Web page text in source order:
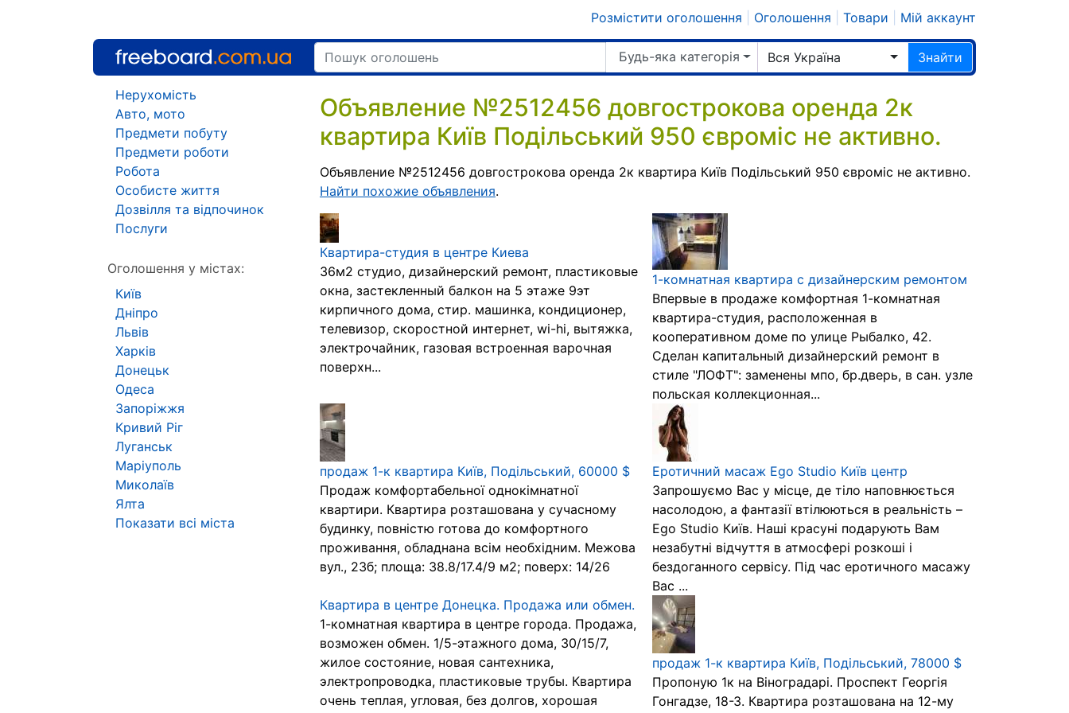
Розмістити оголошення Оголошення Товари Мій аккаунт
Будь-яка категорія Вся Україна Знайти
Объявление №2512456 довгострокова оренда 2к
квартира Київ Подільський 950 євроміс не активно.
Объявление №2512456 довгострокова оренда 2к квартира Київ Подільський 950 євроміс не активно.
Найти похожие объявления.
Квартира-студия в центре Киева
36м2 студио, дизайнерский ремонт, пластиковые
окна, застекленный балкон на 5 этаже 9эт
кирпичного дома, стир. машинка, кондиционер,
телевизор, скоростной интернет, wi-hi, вытяжка,
электрочайник, газовая встроенная варочная
поверхн...
1-комнатная квартира с дизайнерским ремонтом
Впервые в продаже комфортная 1-комнатная
квартира-студия, расположенная в
кооперативном доме по улице Рыбалко, 42.
Сделан капитальный дизайнерский ремонт в
стиле "ЛОФТ": заменены мпо, бр.дверь, в сан. узле
польская коллекционная...
продаж 1-к квартира Київ, Подільський, 60000 $
Продаж комфортабельної однокімнатної
квартири. Квартира розташована у сучасному
будинку, повністю готова до комфортного
проживання, обладнана всім необхідним. Межова
вул., 23б; площа: 38.8/17.4/9 м2; поверх: 14/26
Еротичний масаж Ego Studio Київ центр
Запрошуємо Вас у місце, де тіло наповнюється
насолодою, а фантазії втілюються в реальність –
Ego Studio Київ. Наші красуні подарують Вам
незабутні відчуття в атмосфері розкоші і
бездоганного сервісу. Під час еротичного масажу
Вас ...
Квартира в центре Донецка. Продажа или обмен.
1-комнатная квартира в центре города. Продажа,
возможен обмен. 1/5-этажного дома, 30/15/7,
жилое состояние, новая сантехника,
электропроводка, пластиковые трубы. Квартира
очень теплая, угловая, без долгов, хорошая
продаж 1-к квартира Київ, Подільський, 78000 $
Пропоную 1к на Віноградарі. Проспект Георгія
Гонгадзе, 18-З. Квартира розташована на 12-му
Нерухомість
Авто, мото
Предмети побуту
Предмети роботи
Робота
Особисте життя
Дозвілля та відпочинок
Послуги
Оголошення у містах:
Київ
Дніпро
Львів
Харків
Донецьк
Одеса
Запоріжжя
Кривий Ріг
Луганськ
Маріуполь
Миколаїв
Ялта
Показати всі міста